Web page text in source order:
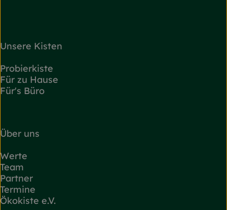
Unsere Kisten
Probierkiste
Für zu Hause
Für's Büro
Über uns
Werte
Team
Partner
Termine
Ökokiste e.V.